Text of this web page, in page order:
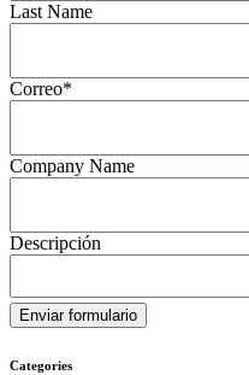
Last Name
Correo*
Company Name
Descripción
Categories